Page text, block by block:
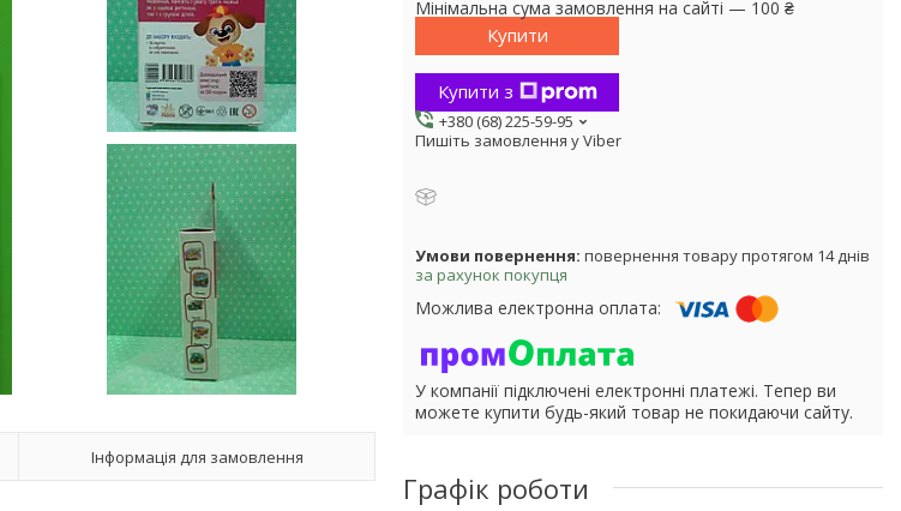
Інформація для замовлення
Мінімальна сума замовлення на сайті — 100 ₴
Купити
Купити з
+380 (68) 225-59-95
Пишіть замовлення у Viber
повернення товару протягом 14 днів
за рахунок покупця
У компанії підключені електронні платежі. Тепер ви
можете купити будь-який товар не покидаючи сайту.
Графік роботи